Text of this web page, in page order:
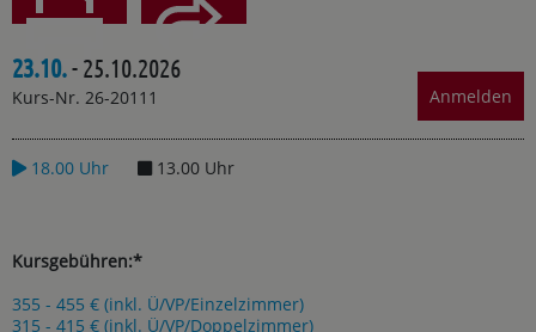
Drucken Teilen
23.10.- 25.10.2026
Kurs-Nr. 26-20111 Anmelden
18.00 Uhr 13.00 Uhr
Kursgebühren:*
355 - 455 € (inkl. Ü/VP/Einzelzimmer)
315 - 415 € (inkl. Ü/VP/Doppelzimmer)